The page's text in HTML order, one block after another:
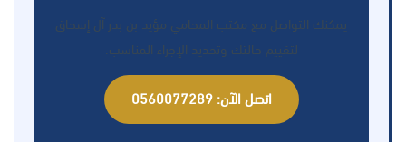
يمكنك التواصل مع مكتب المحامي مؤيد بن بدر آل إسحاق
لتقييم حالتك وتحديد الإجراء المناسب.
اتصل الآن: 0560077289